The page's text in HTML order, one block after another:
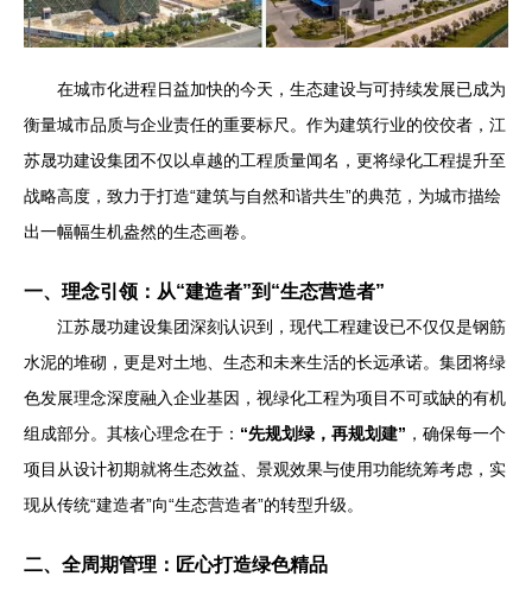
在城市化进程日益加快的今天，生态建设与可持续发展已成为
衡量城市品质与企业责任的重要标尺。作为建筑行业的佼佼者，江
苏晟功建设集团不仅以卓越的工程质量闻名，更将绿化工程提升至
战略高度，致力于打造“建筑与自然和谐共生”的典范，为城市描绘
出一幅幅生机盎然的生态画卷。
一、理念引领：从“建造者”到“生态营造者”
江苏晟功建设集团深刻认识到，现代工程建设已不仅仅是钢筋
水泥的堆砌，更是对土地、生态和未来生活的长远承诺。集团将绿
色发展理念深度融入企业基因，视绿化工程为项目不可或缺的有机
组成部分。其核心理念在于： “先规划绿，再规划建” ，确保每一个
项目从设计初期就将生态效益、景观效果与使用功能统筹考虑，实
现从传统“建造者”向“生态营造者”的转型升级。
二、全周期管理：匠心打造绿色精品